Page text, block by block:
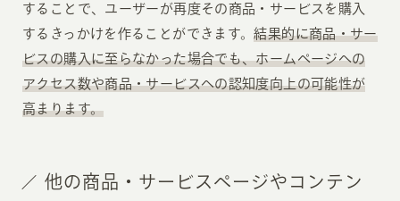
することで、ユーザーが再度その商品・サービスを購入
するきっかけを作ることができます。結果的に商品・サー
ビスの購入に至らなかった場合でも、ホームページへの
アクセス数や商品・サービスへの認知度向上の可能性が
高まります。
他の商品・サービスページやコンテン